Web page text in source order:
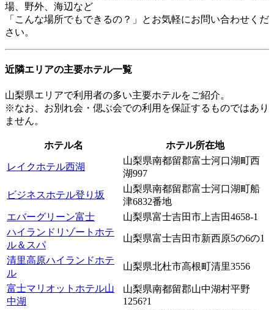
場、野外、海辺など
「こんな場所でもできるの？」とお気軽にお問い合わせくだ
さい。
近隣エリアの主要ホテル一覧
山梨県エリアで利用者の多い主要ホテルをご紹介。
※なお、お別れ会・偲ぶ会での利用を保証するものではあり
ません。
ホテル名 ホテル所在地
レイクホテル西湖
山梨県南都留郡富士河口湖町西
湖997
ビジネスホテル登り坂
山梨県南都留郡富士河口湖町船
津6832番地
エバーグリーン富士
山梨県富士吉田市上吉田4658-1
ハイランドリゾートホテ
ル＆スパ
山梨県富士吉田市新西原5の6の1
清里高原ハイランドホテ
ル
山梨県北杜市高根町清里3556
富士マリオットホテル山
中湖
山梨県南都留郡山中湖村平野
1256?1